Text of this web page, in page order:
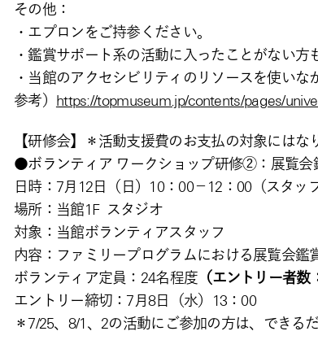
その他：
・エプロンをご持参ください。
・鑑賞サポート系の活動に入ったことがない方
・当館のアクセシビリティのリソースを使いな
参考） https://topmuseum.jp/contents/pages/
【研修会】＊活動支援費のお支払の対象にはな
●ボランティア ワークショップ研修②：展覧会
日時：7月12日（日）10：00－12：00（スタッ
場所：当館1F スタジオ
対象：当館ボランティアスタッフ
内容：ファミリープログラムにおける展覧会
ボランティア定員：24名程度 （エントリー者数
エントリー締切：7月8日（水）13：00
＊7/25、8/1、2の活動にご参加の方は、できる